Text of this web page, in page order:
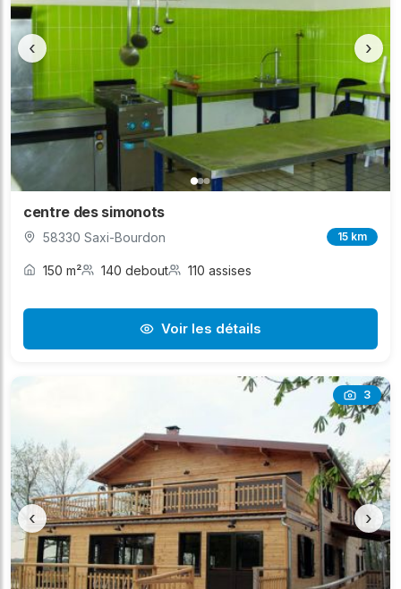
‹ ›
centre des simonots
58330 Saxi-Bourdon 15 km
150 m² 140 debout 110 assises
Voir les détails
3
‹ ›